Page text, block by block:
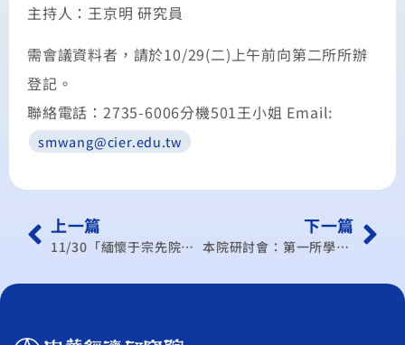
主持人：王京明 研究員
需會議資料者，請於10/29(二)上午前向第二所所辦
登記。
聯絡電話：2735-6006分機501王小姐 Email:
smwang@cier.edu.tw
上一篇
11/30「緬懷于宗先院士追思紀念會」
下一篇
本院研討會：第一所學術研討會